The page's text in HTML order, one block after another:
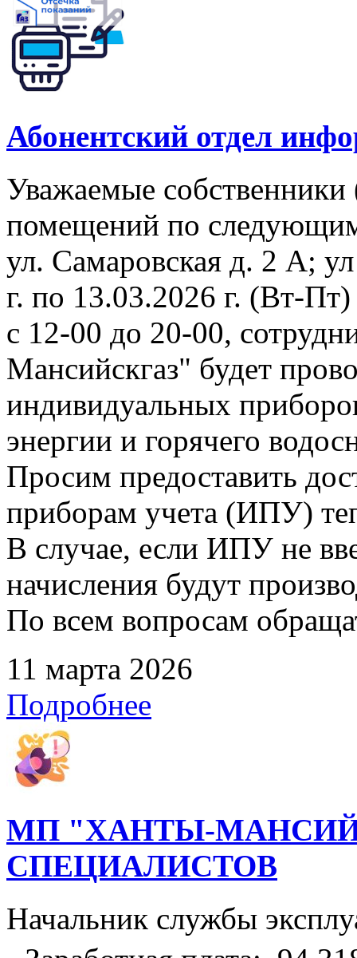
Абонентский отдел
Уважаемые
помещений по
ул. Самаровская д. 2 А;
г. по 13.03.2026 г. (Вт-Пт)
с 12-00 до 20-00,
Мансийскгаз" будет
индивидуальных
энергии и горячего
Просим предоставить
приборам учета (ИПУ)
В случае, если ИПУ не
начисления будут
По всем вопросам
11 марта 2026
Подробнее
МП "ХАНТЫ-
СПЕЦИАЛИСТОВ
Начальник службы